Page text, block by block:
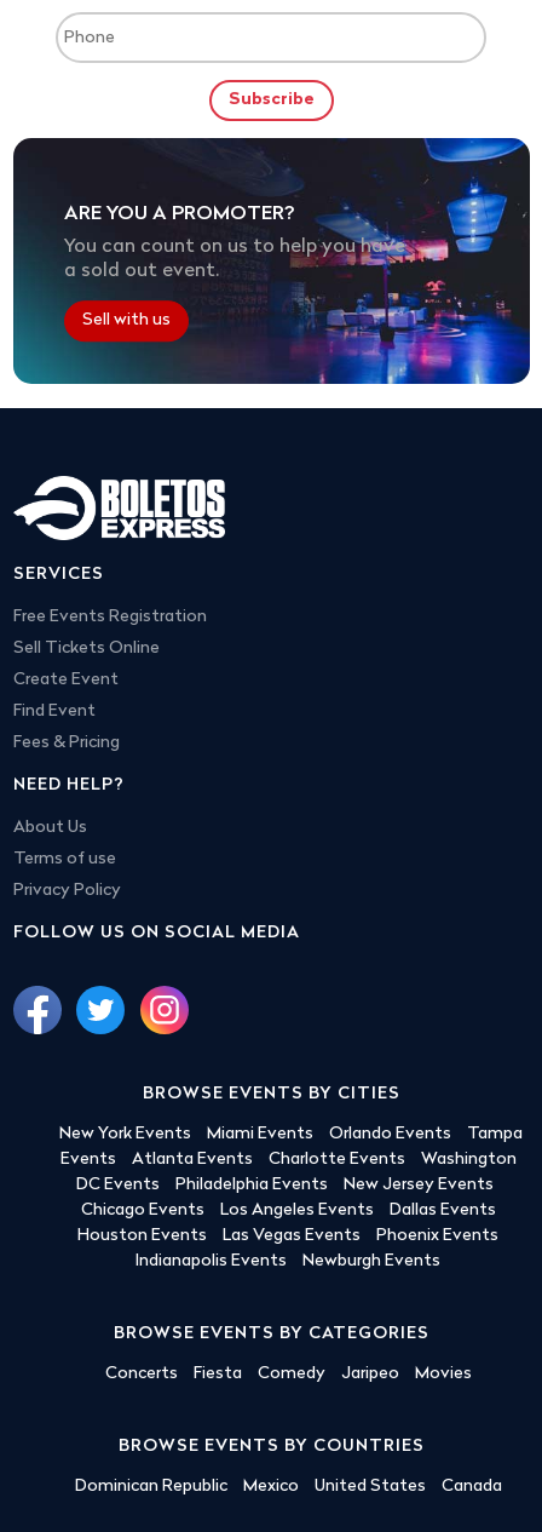
ARE YOU A PROMOTER?
You can count on us to help you have
a sold out event.
Sell with us
SERVICES
Free Events Registration
Sell Tickets Online
Create Event
Find Event
Fees & Pricing
NEED HELP?
About Us
Terms of use
Privacy Policy
FOLLOW US ON SOCIAL MEDIA
BROWSE EVENTS BY CITIES
New York Events Miami Events Orlando Events
Tampa
Events
Atlanta Events Charlotte Events
Washington
DC Events
Philadelphia Events
New Jersey Events
Chicago Events
Los Angeles Events
Dallas Events
Houston Events
Las Vegas Events
Phoenix Events
Indianapolis Events
Newburgh Events
BROWSE EVENTS BY CATEGORIES
Concerts Fiesta Comedy Jaripeo Movies
BROWSE EVENTS BY COUNTRIES
Dominican Republic Mexico United States Canada